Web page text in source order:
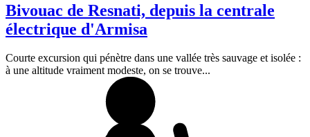
Bivouac de Resnati, depuis la centrale
électrique d'Armisa
Courte excursion qui pénètre dans une vallée très sauvage et isolée :
à une altitude vraiment modeste, on se trouve...